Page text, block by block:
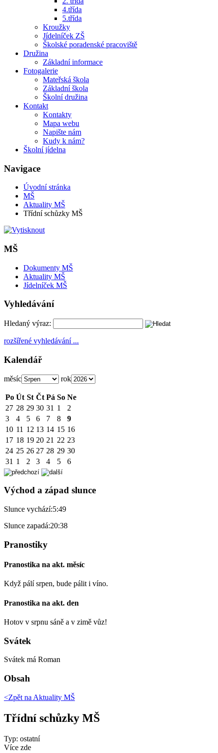
4.třída
5.třída
Kroužky
Jídelníček ZŠ
Školské poradenské pracoviště
Družina
Základní informace
Fotogalerie
Mateřská škola
Základní škola
Školní družina
Kontakt
Kontakty
Mapa webu
Napište nám
Kudy k nám?
Školní jídelna
Navigace
Úvodní stránka
MŠ
Aktuality MŠ
Třídní schůzky MŠ
MŠ
Dokumenty MŠ
Aktuality MŠ
Jídelníček MŠ
Vyhledávání
Hledaný výraz:
rozšířené vyhledávání ...
Kalendář
měsíc rok
Po Út St Čt Pá So Ne
27 28 29 30 31 1
2
3
4 5 6 7 8
9
10 11 12 13 14 15 16
17 18 19 20 21 22 23
24 25 26 27 28 29 30
31 1 2 3 4 5 6
Východ a západ slunce
Slunce vychází:5:49
Slunce zapadá:20:38
Pranostiky
Pranostika na akt. měsíc
Když pálí srpen, bude pálit i víno.
Pranostika na akt. den
Hotov v srpnu sáně a v zimě vůz!
Svátek
Svátek má Roman
Obsah
<Zpět na Aktuality MŠ
Třídní schůzky MŠ
Typ: ostatní
Více zde